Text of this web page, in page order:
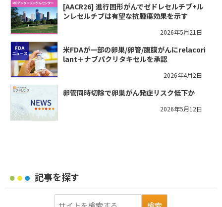
[AACR26] 進行固形がんでゼドレセルチブ+ル
ンレセルチブは有望な抗腫瘍効果を示す
2026年5月21日
米FDAが一部の卵巣/卵管/腹膜がんにrelacori
lant＋ナブパクリタキセルを承認
2026年4月2日
卵管同時切除で卵巣がん発症リスク低下か
2026年5月12日
記事を探す